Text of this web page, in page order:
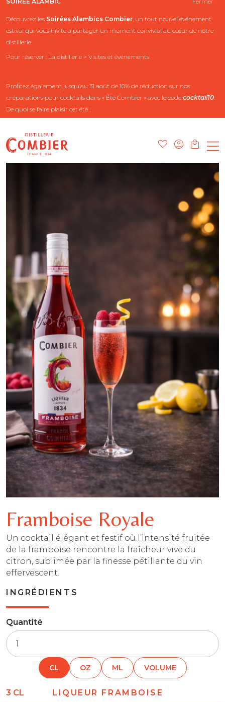
Découvrez les Soirées Alambics Combier, un tout nouvel événement
estival qui vous invite à partager un moment convivial au cœur de notre
distillerie.
Pour réserver : La distillerie > Visites et événements
Profitez également jusqu’au 31 août de 10% de réduction sur nos
préparations pour cocktails dans « Été Combier » avec le code cocktail10.
De quoi se faire plaisir cet été !
Framboise Royale
Un cocktail élégant et festif où l’intensité fruitée
de la framboise rencontre la fraîcheur vive du
citron, sublimée par la finesse pétillante du vin
effervescent.
INGRÉDIENTS
Quantité
CL OZ ML VOLUME
3 CL LIQUEUR FRAMBOISE